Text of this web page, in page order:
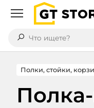
Что ищете?
Полки, стойки,